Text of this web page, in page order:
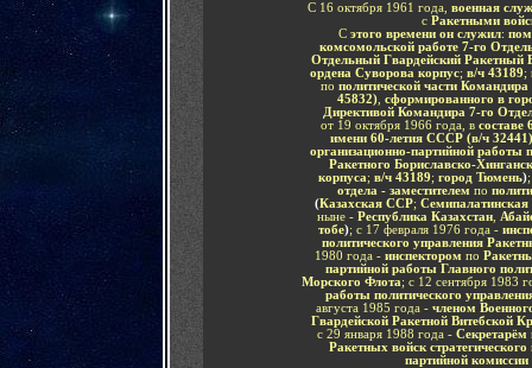
С 16 октября 1961 года, военная
с Ракетными
С этого времени он служил:
комсомольской работе 7-го
Отдельный Гвардейский Ракетный
ордена Суворова корпус; в/ч 43189;
по политической части
45832), сформированного в
Директивой Командира 7-го
от 19 октября 1966 года, в составе
имени 60-летия СССР (в/ч 32441)
организационно-партийной работы
Ракетного Бориславско-
корпуса; в/ч 43189; город Тюмень);
отдела - заместителем по
(Казахская ССР; Семипалатинская
ныне - Республика Казахстан
тобе); с 17 февраля 1976 года -
политического управления
1980 года - инспектором по
партийной работы Главного
Морского Флота; с 12 сентября 1983
работы политического
августа 1985 года - членом
Гвардейской Ракетной Витебской
с 29 января 1988 года - Секретарём
Ракетных войск стратегического
партийной